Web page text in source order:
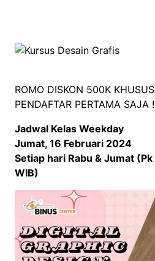
ROMO DISKON 500K
PENDAFTAR PERTAMA SAJA
Jadwal Kelas Weekday
Jumat, 16 Februari 2024
Setiap hari Rabu & Jumat
WIB)